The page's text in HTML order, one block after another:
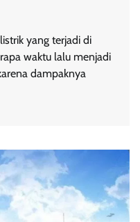
yang terjadi di
waktu lalu menjadi
dampaknya